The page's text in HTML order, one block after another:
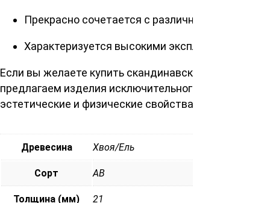
Прекрасно сочетается с различными стилями
Характеризуется высокими
Если вы желаете купить скандинавскую доску
предлагаем изделия исключительного качества,
эстетические и физические свойства. Создайте
Древесина Хвоя/Ель
Сорт АВ
Толщина (мм) 21